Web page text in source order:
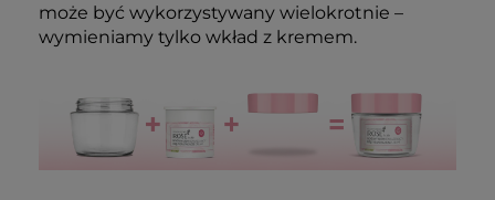
może być wykorzystywany wielokrotnie –
wymieniamy tylko wkład z kremem.